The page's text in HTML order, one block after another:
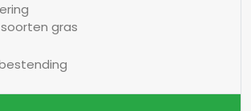
gras